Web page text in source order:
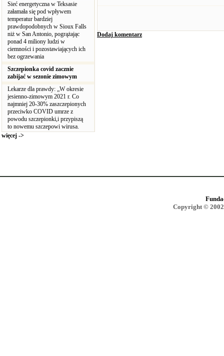
Sieć energetyczna w Teksasie
załamała się pod wpływem
temperatur bardziej
prawdopodobnych w Sioux Falls
niż w San Antonio, pogrążając
ponad 4 miliony ludzi w
ciemności i pozostawiających ich
bez ogrzewania
Szczepionka covid zacznie
zabijać w sezonie zimowym
Lekarze dla prawdy: „W okresie
jesienno-zimowym 2021 r. Co
najmniej 20-30% zaszczepionych
przeciwko COVID umrze z
powodu szczepionki,i przypiszą
to nowemu szczepowi wirusa.
więcej ->
Dodaj komentarz
Copyright ©